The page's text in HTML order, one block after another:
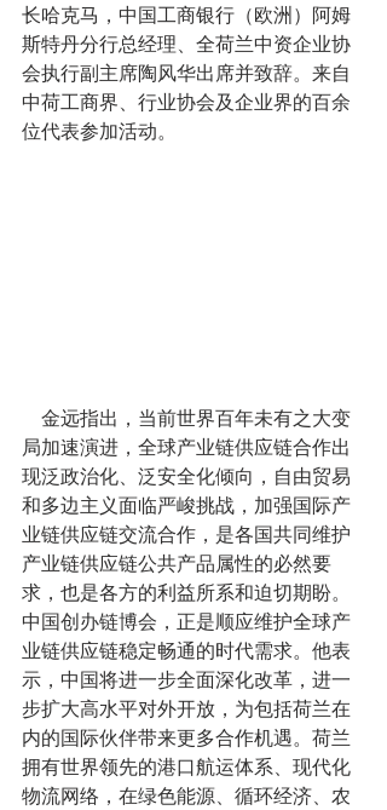
长哈克马，中国工商银行（欧洲）阿姆
斯特丹分行总经理、全荷兰中资企业协
会执行副主席陶风华出席并致辞。来自
中荷工商界、行业协会及企业界的百余
位代表参加活动。
局加速演进，全球产业链供应链合作出
现泛政治化、泛安全化倾向，自由贸易
和多边主义面临严峻挑战，加强国际产
业链供应链交流合作，是各国共同维护
产业链供应链公共产品属性的必然要
求，也是各方的利益所系和迫切期盼。
中国创办链博会，正是顺应维护全球产
业链供应链稳定畅通的时代需求。他表
示，中国将进一步全面深化改革，进一
步扩大高水平对外开放，为包括荷兰在
内的国际伙伴带来更多合作机遇。荷兰
拥有世界领先的港口航运体系、现代化
物流网络，在绿色能源、循环经济、农